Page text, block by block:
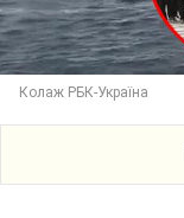
Колаж РБК-Україна